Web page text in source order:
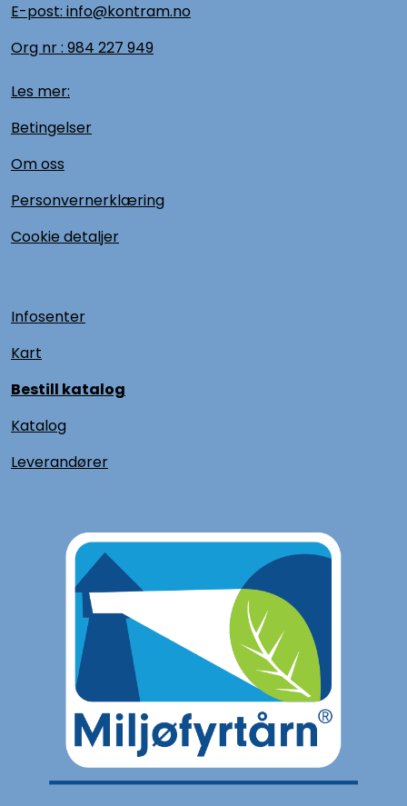
E-post: info@kontram.no
Org nr : 984 227 949
Les mer:
Betingelser
Om oss
Personvernerklæring
Cookie detaljer
Infosenter
Kart
Bestill katalog
Katalog
Leverandører